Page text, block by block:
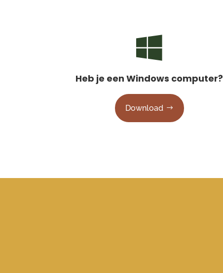

Heb je een Windows computer?
Download